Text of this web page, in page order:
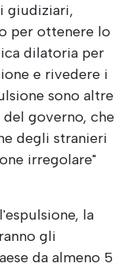
giudiziari,
per ottenere lo
dilatoria per
e rivedere i
sono altre
governo, che
degli stranieri
irregolare"
la
gli
da almeno 5